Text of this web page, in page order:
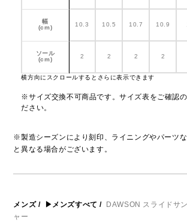
幅
(cm)
10.3 10.5 10.7 10.9
ソール
(cm)
2 2 2 2
横方向にスクロールするとさらに表示できます
※サイズ交換不可商品です。サイズ表をご確認の
ださい。
※製造シーズンにより刻印、ライニングやパーツ
と異なる場合がございます。
メンズ/ ▶メンズすべて /
DAWSON スライドサ
ャー